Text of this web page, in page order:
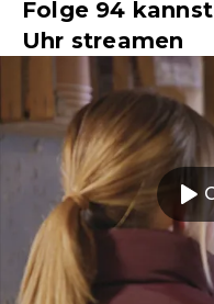
Folge 94
Uhr streamen